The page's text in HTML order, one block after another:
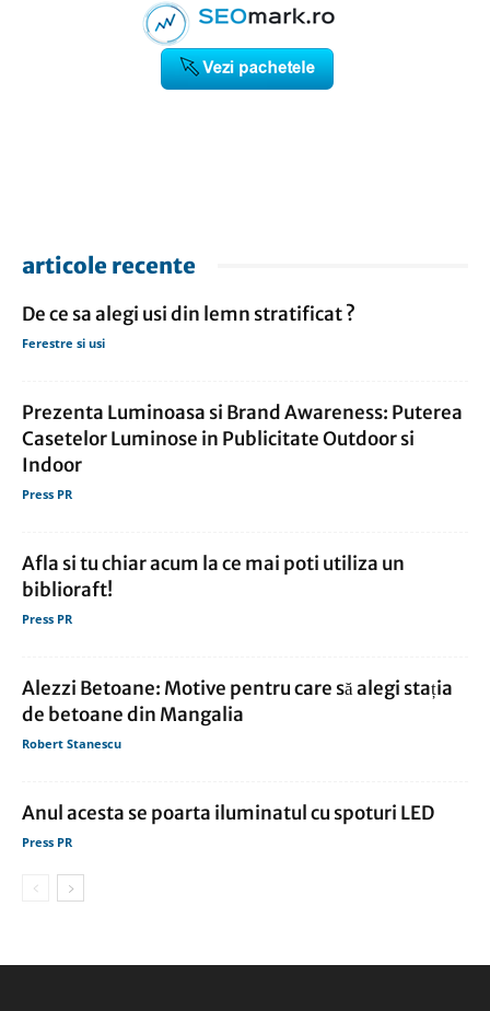
articole recente
De ce sa alegi usi din lemn stratificat ?
Ferestre si usi
Prezenta Luminoasa si Brand Awareness: Puterea
Casetelor Luminose in Publicitate Outdoor si
Indoor
Press PR
Afla si tu chiar acum la ce mai poti utiliza un
biblioraft!
Press PR
Alezzi Betoane: Motive pentru care să alegi stația
de betoane din Mangalia
Robert Stanescu
Anul acesta se poarta iluminatul cu spoturi LED
Press PR